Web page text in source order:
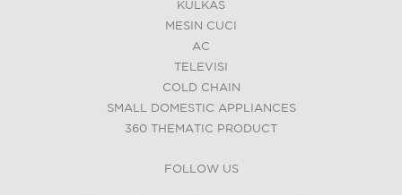
KULKAS
MESIN CUCI
AC
TELEVISI
COLD CHAIN
SMALL DOMESTIC APPLIANCES
360 THEMATIC PRODUCT
FOLLOW US